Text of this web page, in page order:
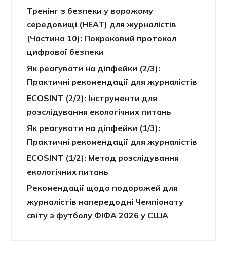
Тренінг з безпеки у ворожому
середовищі (HEAT) для журналістів
(Частина 10): Покроковий протокол
цифрової безпеки
Як реагувати на діпфейки (2/3):
Практичні рекомендації для журналістів
ECOSINT (2/2): Інструменти для
розслідування екологічних питань
Як реагувати на діпфейки (1/3):
Практичні рекомендації для журналістів
ECOSINT (1/2): Метод розслідування
екологічних питань
Рекомендації щодо подорожей для
журналістів напередодні Чемпіонату
світу з футболу ФІФА 2026 у США